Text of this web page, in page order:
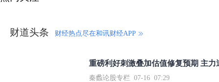
财道头条 财经热点尽在和讯财经APP
秦蠡论股专栏 07-16 07:29